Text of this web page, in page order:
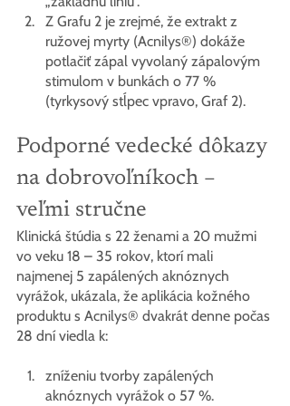
Z Grafu 2 je zrejmé, že extrakt z
ružovej myrty (Acnilys®) dokáže
potlačiť zápal vyvolaný zápalovým
stimulom v bunkách o 77 %
(tyrkysový stĺpec vpravo, Graf 2).
Podporné vedecké dôkazy
na dobrovoľníkoch –
veľmi stručne
Klinická štúdia s 22 ženami a 20 mužmi
vo veku 18 – 35 rokov, ktorí mali
najmenej 5 zapálených aknóznych
vyrážok, ukázala, že aplikácia kožného
produktu s Acnilys® dvakrát denne počas
28 dní viedla k:
zníženiu tvorby zapálených
aknóznych vyrážok o 57 %.